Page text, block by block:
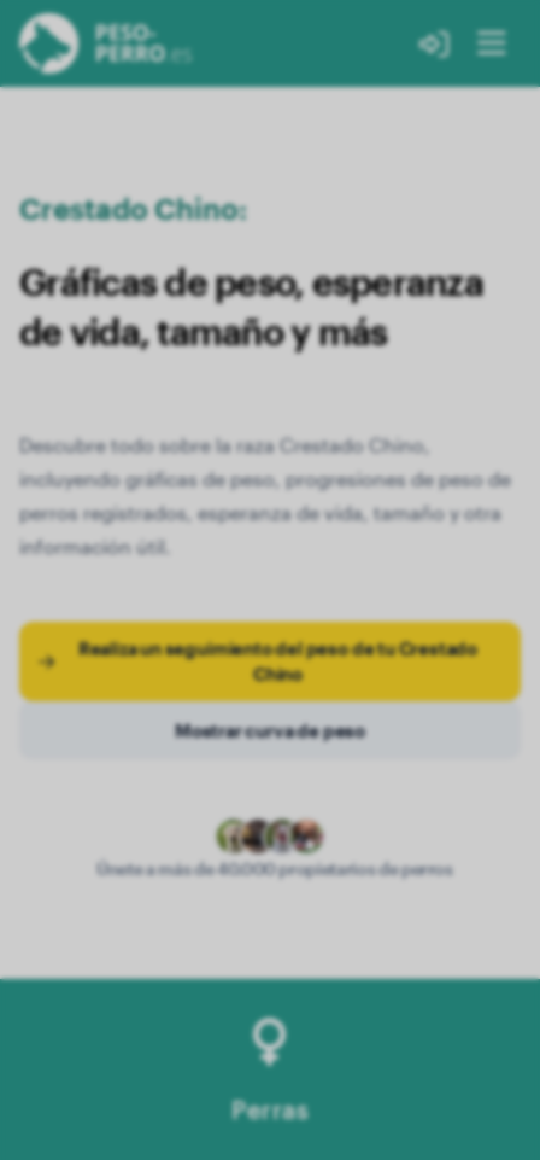
Crestado Chino:
Gráficas de peso, esperanza
de vida, tamaño y más
Descubre todo sobre la raza Crestado Chino,
incluyendo gráficas de peso, progresiones de peso de
perros registrados, esperanza de vida, tamaño y otra
información útil.
Realiza un seguimiento del peso de tu Crestado
Chino
Mostrar curva de peso
Únete a más de 40.000 propietarios de perros
Perras